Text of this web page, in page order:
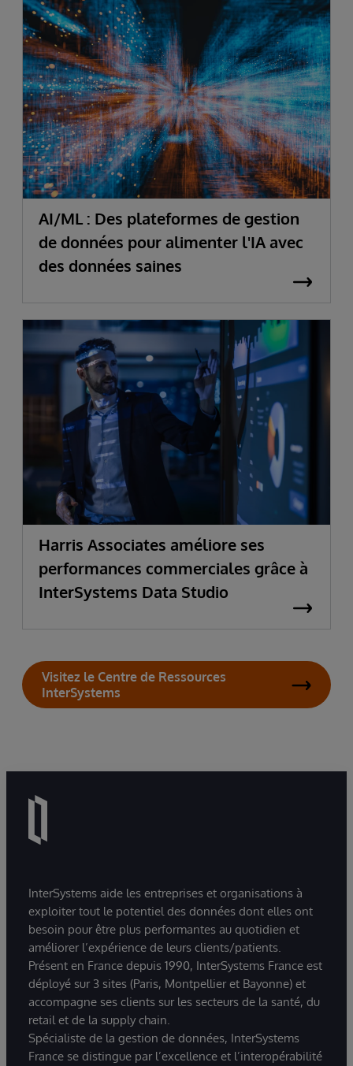
AI/ML : Des plateformes de gestion
de données pour alimenter l'IA avec
des données saines
Harris Associates améliore ses
performances commerciales grâce à
InterSystems Data Studio
Visitez le Centre de Ressources
InterSystems
InterSystems aide les entreprises et organisations à
exploiter tout le potentiel des données dont elles ont
besoin pour être plus performantes au quotidien et
améliorer l’expérience de leurs clients/patients.
Présent en France depuis 1990, InterSystems France est
déployé sur 3 sites (Paris, Montpellier et Bayonne) et
accompagne ses clients sur les secteurs de la santé, du
retail et de la supply chain.
Spécialiste de la gestion de données, InterSystems
France se distingue par l’excellence et l’interopérabilité